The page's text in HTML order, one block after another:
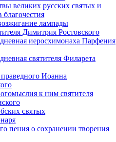
великих русских святых и
лампады
Димитрия Ростовского
иеросхимонаха Парфения
святителя Филарета
Иоанна
к ним святителя
святых
пения о сохранении творения